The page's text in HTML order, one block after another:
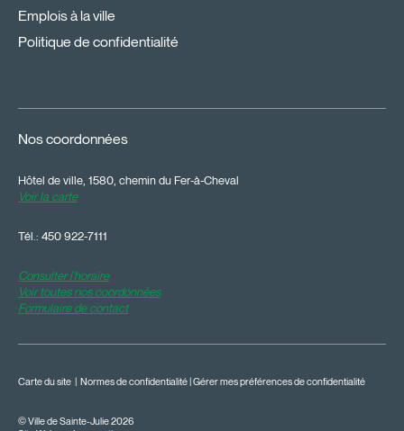
Emplois à la ville
Politique de confidentialité
Nos coordonnées
Hôtel de ville, 1580, chemin du Fer-à-Cheval
Voir la carte
Tél.: 450 922-7111
Consulter l'horaire
Voir toutes nos coordonnées
Formulaire de contact
© Ville de Sainte-Julie 2026
Carte du site | Normes de confidentialité |Gérer mes préférences de confidentialité